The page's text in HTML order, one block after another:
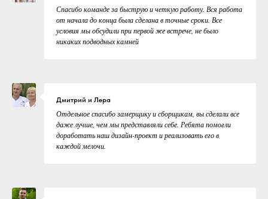
Спасибо команде за быструю и четкую работу. Вся работа
от начала до конца была сделана в точные сроки. Все
условия мы обсудили при первой же встрече, не было
никаких подводных камней
Дмитрий и Лера
Отдельное спасибо замерщику и сборщикам, вы сделали все
даже лучше, чем мы представляли себе. Ребята помогли
доработать наш дизайн-проект и реализовать его в
каждой мелочи.